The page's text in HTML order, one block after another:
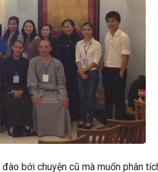
bới chuyện cũ mà muốn phân